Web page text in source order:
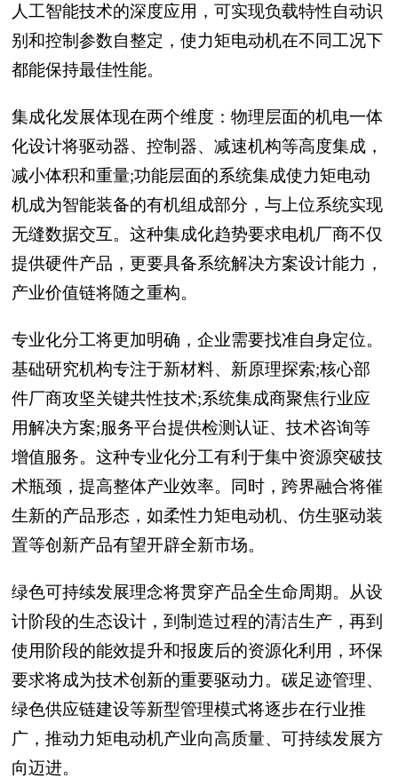
人工智能技术的深度应用，可实现负载特性自动识
别和控制参数自整定，使力矩电动机在不同工况下
都能保持最佳性能。
集成化发展体现在两个维度：物理层面的机电一体
化设计将驱动器、控制器、减速机构等高度集成，
减小体积和重量;功能层面的系统集成使力矩电动
机成为智能装备的有机组成部分，与上位系统实现
无缝数据交互。这种集成化趋势要求电机厂商不仅
提供硬件产品，更要具备系统解决方案设计能力，
产业价值链将随之重构。
专业化分工将更加明确，企业需要找准自身定位。
基础研究机构专注于新材料、新原理探索;核心部
件厂商攻坚关键共性技术;系统集成商聚焦行业应
用解决方案;服务平台提供检测认证、技术咨询等
增值服务。这种专业化分工有利于集中资源突破技
术瓶颈，提高整体产业效率。同时，跨界融合将催
生新的产品形态，如柔性力矩电动机、仿生驱动装
置等创新产品有望开辟全新市场。
绿色可持续发展理念将贯穿产品全生命周期。从设
计阶段的生态设计，到制造过程的清洁生产，再到
使用阶段的能效提升和报废后的资源化利用，环保
要求将成为技术创新的重要驱动力。碳足迹管理、
绿色供应链建设等新型管理模式将逐步在行业推
广，推动力矩电动机产业向高质量、可持续发展方
向迈进。